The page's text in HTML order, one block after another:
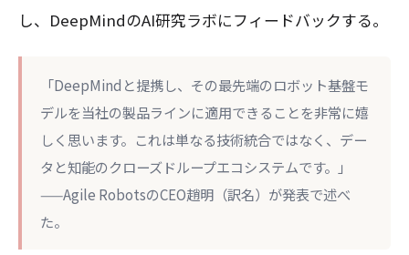
し、DeepMindのAI研究ラボにフィードバックする。
「DeepMindと提携し、その最先端のロボット基盤モ
デルを当社の製品ラインに適用できることを非常に嬉
しく思います。これは単なる技術統合ではなく、デー
タと知能のクローズドループエコシステムです。」
——Agile RobotsのCEO趙明（訳名）が発表で述べ
た。